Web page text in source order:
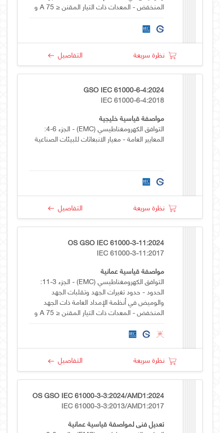
المنخفض - المعدات ذات التيار المقنن ≤ 75 A و
نظرة سريعة التفاصيل
GSO IEC 61000-6-4:2024
IEC 61000-6-4:2018
مواصفة قياسية خليجية
التوافق الكهرومغناطيسي (EMC) - الجزء 6-4:
المعايير العامة - معيار الانبعاثات للبيئات الصناعية
نظرة سريعة التفاصيل
OS GSO IEC 61000-3-11:2024
IEC 61000-3-11:2017
مواصفة قياسية عمانية
التوافق الكهرومغناطيسي (EMC) - الجزء 3-11:
الحدود - حدود تغيرات الجهد وتقلبات الجهد
والوميض في أنظمة الإمداد العامة ذات الجهد
المنخفض - المعدات ذات التيار المقنن ≤ 75 A و
نظرة سريعة التفاصيل
OS GSO IEC 61000-3-3:2024/AMD1:2024
IEC 61000-3-3:2013/AMD1:2017
تعديل فني لمواصفة قياسية عمانية